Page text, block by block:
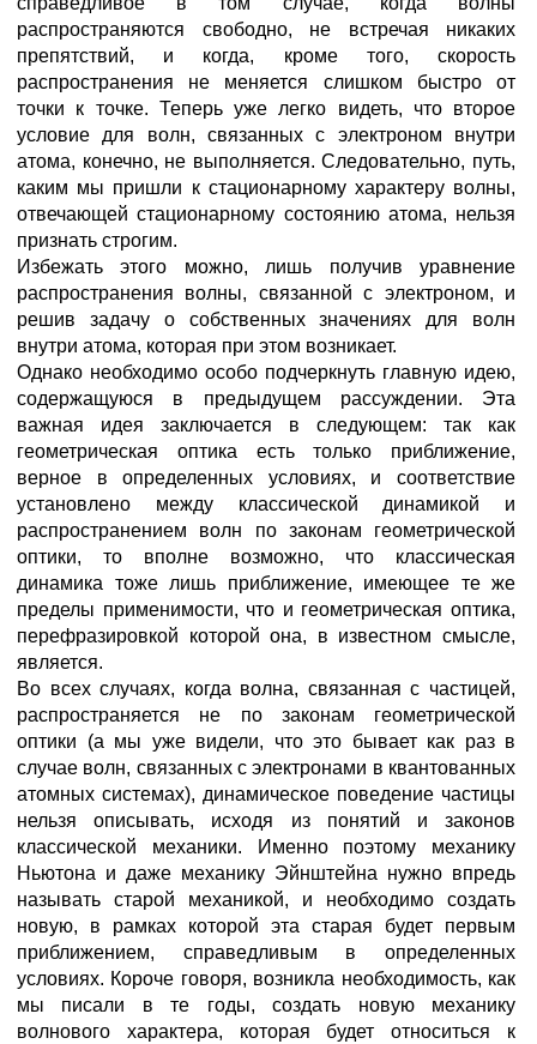
распространяются свободно, не встречая никаких
препятствий, и когда, кроме того, скорость
распространения не меняется слишком быстро от
точки к точке. Теперь уже легко видеть, что второе
условие для волн, связанных с электроном внутри
атома, конечно, не выполняется. Следовательно, путь,
каким мы пришли к стационарному характеру волны,
отвечающей стационарному состоянию атома, нельзя
признать строгим.
Избежать этого можно, лишь получив уравнение
распространения волны, связанной с электроном, и
решив задачу о собственных значениях для волн
внутри атома, которая при этом возникает.
Однако необходимо особо подчеркнуть главную идею,
содержащуюся в предыдущем рассуждении. Эта
важная идея заключается в следующем: так как
геометрическая оптика есть только приближение,
верное в определенных условиях, и соответствие
установлено между классической динамикой и
распространением волн по законам геометрической
оптики, то вполне возможно, что классическая
динамика тоже лишь приближение, имеющее те же
пределы применимости, что и геометрическая оптика,
перефразировкой которой она, в известном смысле,
является.
Во всех случаях, когда волна, связанная с частицей,
распространяется не по законам геометрической
оптики (а мы уже видели, что это бывает как раз в
случае волн, связанных с электронами в квантованных
атомных системах), динамическое поведение частицы
нельзя описывать, исходя из понятий и законов
классической механики. Именно поэтому механику
Ньютона и даже механику Эйнштейна нужно впредь
называть старой механикой, и необходимо создать
новую, в рамках которой эта старая будет первым
приближением, справедливым в определенных
условиях. Короче говоря, возникла необходимость, как
мы писали в те годы, создать новую механику
волнового характера, которая будет относиться к